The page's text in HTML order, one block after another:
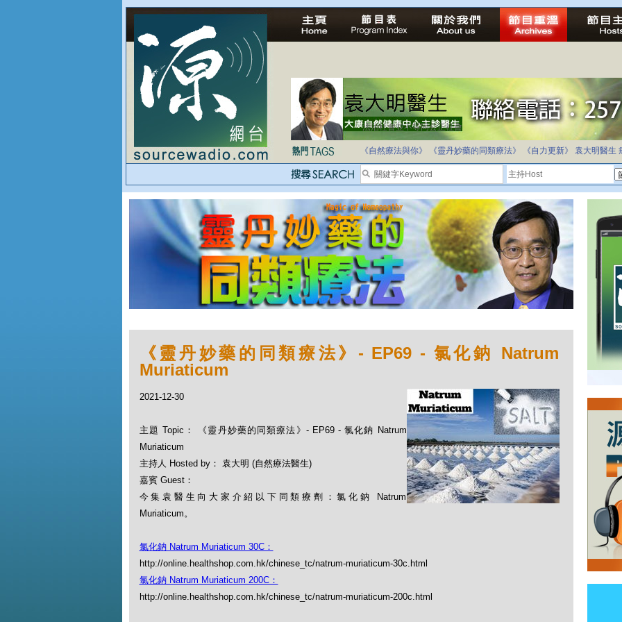
法治社會並不等同公正社會
自家教育合法化-推動多元化教育，全民學卷制
《自然療法與你》 《靈丹妙藥的同類療法》 《自力更新》 袁大明醫生
《靈丹妙藥的同類療法》- EP69 - 氯化鈉 Natrum
Muriaticum
2021-12-30
主題 Topic： 《靈丹妙藥的同類療法》- EP69 - 氯化鈉 Natrum
Muriaticum
主持人 Hosted by： 袁大明 (自然療法醫生)
嘉賓 Guest：
今集袁醫生向大家介紹以下同類療劑：氯化鈉 Natrum
Muriaticum。
氯化鈉 Natrum Muriaticum 30C：
http://online.healthshop.com.hk/chinese_tc/natrum-muriaticum-30c.html
氯化鈉 Natrum Muriaticum 200C：
http://online.healthshop.com.hk/chinese_tc/natrum-muriaticum-200c.html